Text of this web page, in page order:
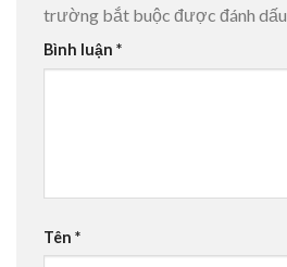
trường bắt buộc được đánh dấu
Bình luận *
Tên *